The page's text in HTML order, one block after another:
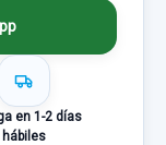
en 1-2 días
hábiles